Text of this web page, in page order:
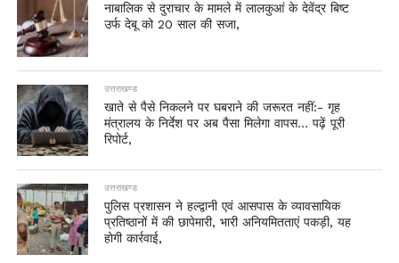
नाबालिक से दुराचार के मामले में लालकुआं के देवेंद्र बिष्ट
उर्फ देबू को 20 साल की सजा,
उत्तराखण्ड
खाते से पैसे निकलने पर घबराने की जरूरत नहीं:- गृह
मंत्रालय के निर्देश पर अब पैसा मिलेगा वापस… पढ़ें पूरी
रिपोर्ट,
उत्तराखण्ड
पुलिस प्रशासन ने हल्द्वानी एवं आसपास के व्यावसायिक
प्रतिष्ठानों में की छापेमारी, भारी अनियमितताएं पकड़ी, यह
होगी कार्रवाई,